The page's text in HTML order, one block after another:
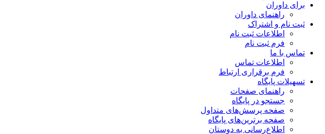
برای داوران
راهنمای داوران
ثبت نام و اشتراک
اطلاعات ثبت نام
فرم ثبت نام
تماس با ما
اطلاعات تماس
فرم برقراری ارتباط
تسهیلات پایگاه
راهنمای صفحات
جستجو در پایگاه
صفحه پرسش‌های متداول
صفحه برترین‌های پایگاه
اطلاع‌رسانی به دوستان